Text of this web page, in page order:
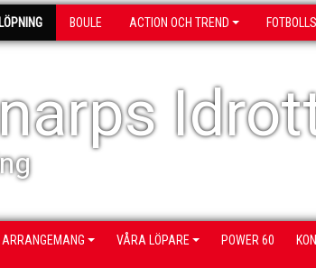
LÖPNING BOULE ACTION OCH TREND
VÅRA LÖPARE POWER 60